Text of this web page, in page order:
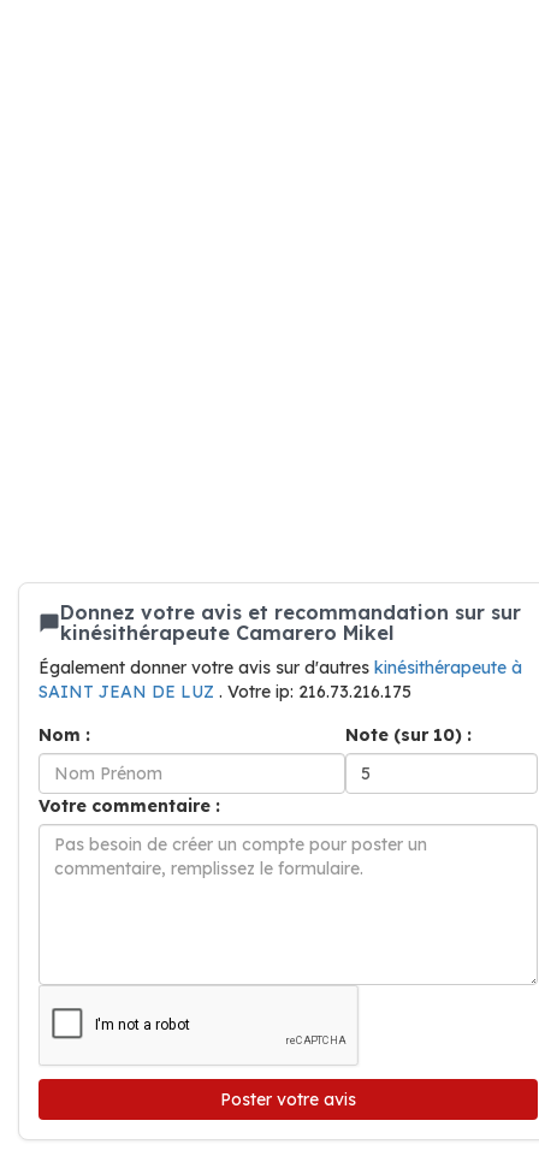
Donnez votre avis et recommandation sur sur
kinésithérapeute Camarero Mikel
Également donner votre avis sur d'autres kinésithérapeute à
SAINT JEAN DE LUZ . Votre ip: 216.73.216.175
Nom :
Note (sur 10) :
Votre commentaire :
Poster votre avis